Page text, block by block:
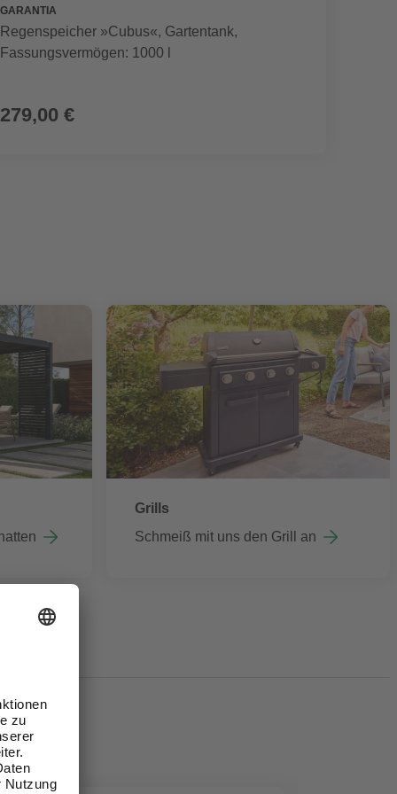
GARANTIA
Regenspeicher »Cubus«, Gartentank,
Fassungsvermögen: 1000 l
279,00 €
Grills
Schmeiß mit uns den Grill an